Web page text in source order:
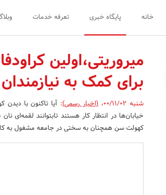
خانه پایگاه خبری تعرفه خدمات
میروریتی،اولین
برای کمک به
شنبه 00/11/02 ،(اخبار رسمی): آیا تاکنون با دیدن
خیابان‌ها در انتظار کار هستند تابتوانند لقمه‌ای
کهولت سن همچنان به سختی در جامعه مشغول به